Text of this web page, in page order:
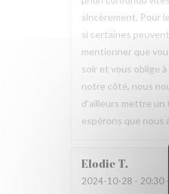
sincèrement. Pour
si certaines
mentionner que
soir et vous oblige
notre côté, nous
d’ailleurs mettre
espérons que nous
Elodie T
2024-10-28 - 20:30 -